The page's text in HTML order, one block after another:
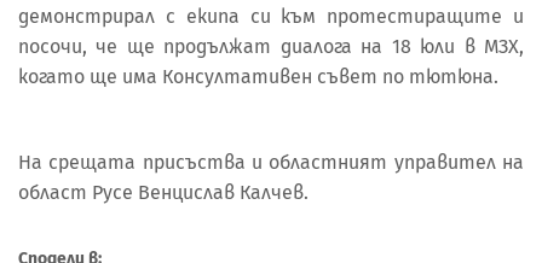
демонстрирал с екипа си към протестиращите и
посочи, че ще продължат диалога на 18 юли в МЗХ,
когато ще има Консултативен съвет по тютюна.
На срещата присъства и областният управител на
област Русе Венцислав Калчев.
Сподели в: